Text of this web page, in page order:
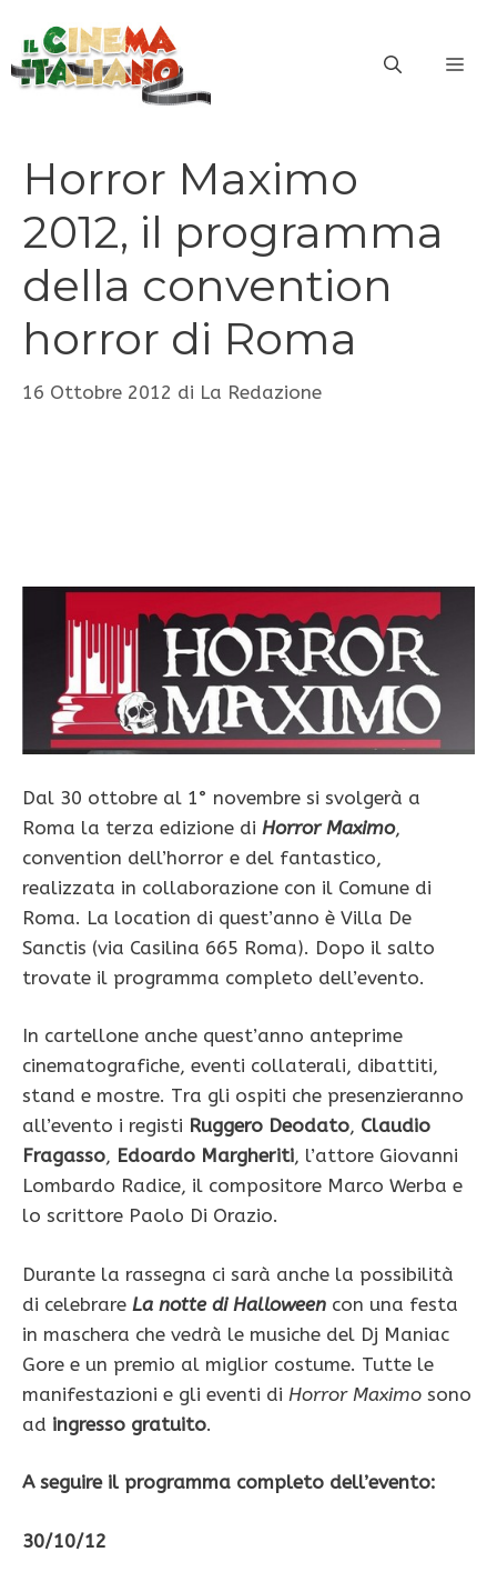
contenuto
Horror Maximo
2012, il programma
della convention
horror di Roma
16 Ottobre 2012 di La Redazione
Dal 30 ottobre al 1° novembre si svolgerà a
Roma la terza edizione di Horror Maximo,
convention dell’horror e del fantastico,
realizzata in collaborazione con il Comune di
Roma. La location di quest’anno è Villa De
Sanctis (via Casilina 665 Roma). Dopo il salto
trovate il programma completo dell’evento.
In cartellone anche quest’anno anteprime
cinematografiche, eventi collaterali, dibattiti,
stand e mostre. Tra gli ospiti che presenzieranno
all’evento i registi Ruggero Deodato, Claudio
Fragasso, Edoardo Margheriti, l’attore Giovanni
Lombardo Radice, il compositore Marco Werba e
lo scrittore Paolo Di Orazio.
Durante la rassegna ci sarà anche la possibilità
di celebrare La notte di Halloween con una festa
in maschera che vedrà le musiche del Dj Maniac
Gore e un premio al miglior costume. Tutte le
manifestazioni e gli eventi di Horror Maximo sono
ad ingresso gratuito.
A seguire il programma completo dell’evento:
30/10/12